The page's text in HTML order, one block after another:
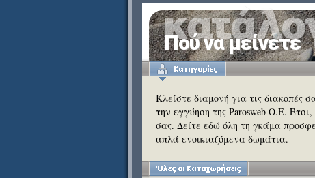
Πού να μείνετε
Κλείστε διαμονή για τις διακοπές
την εγγύηση της Parosweb Ο.Ε.
σας. Δείτε εδώ όλη τη γκάμα
απλά ενοικιαζόμενα δωμάτια.